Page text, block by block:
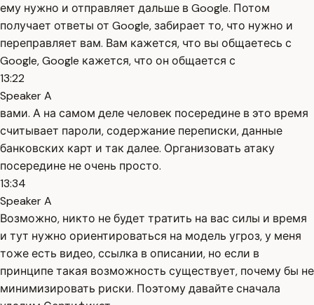
ему нужно и отправляет дальше в Google. Потом
получает ответы от Google, забирает то, что нужно и
переправляет вам. Вам кажется, что вы общаетесь с
Google, Google кажется, что он общается с
13:22
Speaker A
вами. А на самом деле человек посередине в это время
считывает пароли, содержание переписки, данные
банковских карт и так далее. Организовать атаку
посередине не очень просто.
13:34
Speaker A
Возможно, никто не будет тратить на вас силы и время
и тут нужно ориентироваться на модель угроз, у меня
тоже есть видео, ссылка в описании, но если в
принципе такая возможность существует, почему бы не
минимизировать риски. Поэтому давайте сначала